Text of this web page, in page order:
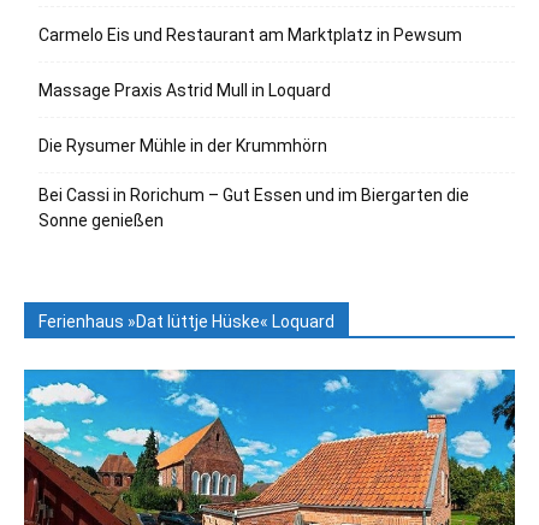
Carmelo Eis und Restaurant am Marktplatz in Pewsum
Massage Praxis Astrid Mull in Loquard
Die Rysumer Mühle in der Krummhörn
Bei Cassi in Rorichum – Gut Essen und im Biergarten die
Sonne genießen
Ferienhaus »Dat lüttje Hüske« Loquard